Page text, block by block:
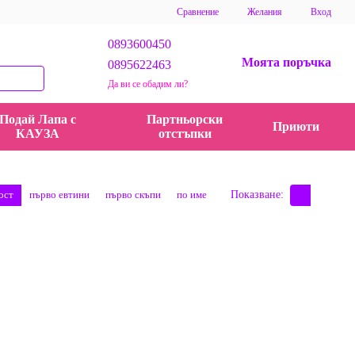
Сравнение Желания Вход
0893600450
0895622463
Да ви се обадим ли?
Моята поръчка
Подай Лапа с
КАУЗА
Партньорски
отстъпки
Приюти
първо евтини първо скъпи по име Показване: